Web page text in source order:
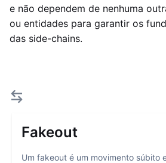
e não dependem de nenhuma
ou entidades para garantir os
das side-chains.
Fakeout
Um fakeout é um movimento súbito